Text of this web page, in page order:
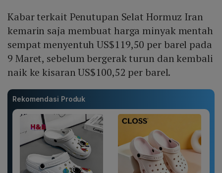
Kabar terkait Penutupan Selat Hormuz Iran
kemarin saja membuat harga minyak mentah
sempat menyentuh US$119,50 per barel pada
9 Maret, sebelum bergerak turun dan kembali
naik ke kisaran US$100,52 per barel.
Rekomendasi Produk